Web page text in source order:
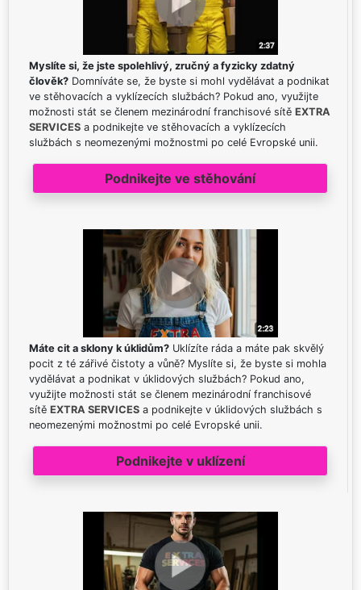
Myslíte si, že jste spolehlivý, zručný a fyzicky zdatný
člověk? Domníváte se, že byste si mohl vydělávat a podnikat
ve stěhovacích a vyklízecích službách? Pokud ano, využijte
možnosti stát se členem mezinárodní franchisové sítě EXTRA
SERVICES a podnikejte ve stěhovacích a vyklízecích
službách s neomezenými možnostmi po celé Evropské unii.
Podnikejte ve stěhování
Máte cit a sklony k úklidům? Uklízíte ráda a máte pak skvělý
pocit z té zářivé čistoty a vůně? Myslíte si, že byste si mohla
vydělávat a podnikat v úklidových službách? Pokud ano,
využijte možnosti stát se členem mezinárodní franchisové
sítě EXTRA SERVICES a podnikejte v úklidových službách s
neomezenými možnostmi po celé Evropské unii.
Podnikejte v uklízení